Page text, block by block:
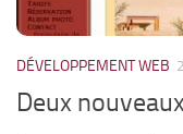
DÉVELOPPEMENT WEB
Deux